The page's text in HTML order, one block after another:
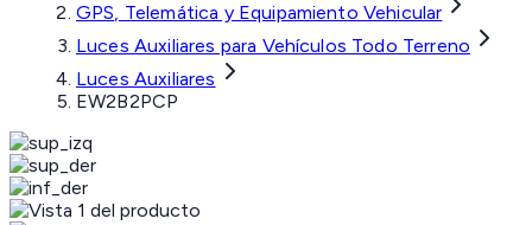
GPS, Telemática y Equipamiento Vehicular
Luces Auxiliares para Vehículos Todo Terreno
Luces Auxiliares
EW2B2PCP